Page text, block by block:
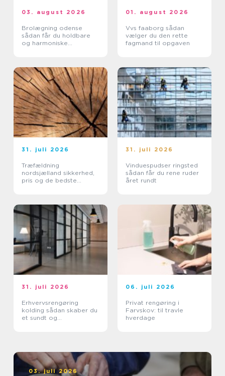
03. august 2026
Brolægning odense
sådan får du holdbare
og harmoniske
01. august 2026
Vvs faaborg sådan
vælger du den rette
fagmand til opgaven
31. juli 2026
Træfældning
nordsjælland sikkerhed,
pris og de bedste
31. juli 2026
Vinduespudser ringsted
sådan får du rene ruder
året rundt
31. juli 2026
Erhvervsrengøring
kolding sådan skaber du
et sundt og
06. juli 2026
Privat rengøring i
Farvskov: til travle
hverdage
03. juli 2026